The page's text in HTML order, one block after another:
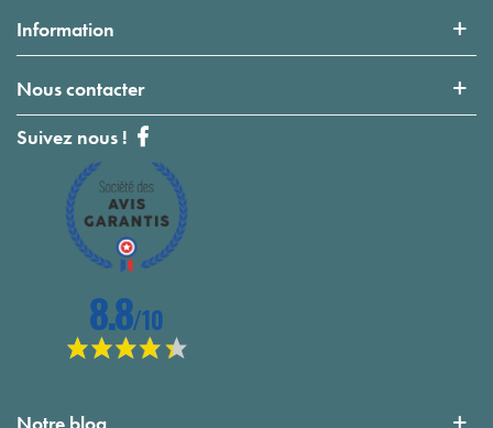
Information
Nous contacter
Suivez nous !
Notre blog